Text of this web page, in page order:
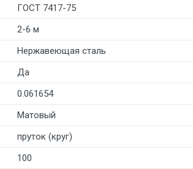
ГОСТ 7417-75
2-6 м
Нержавеющая сталь
Да
0.061654
Матовый
пруток (круг)
100